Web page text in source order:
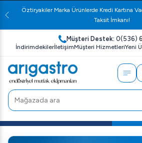
Öztiryakiler Marka Ürünlerde Kredi Kartına
Taksit İmkanı!
Müşteri Destek: 0(536)
İndirimdekilerİletişimMüşteri HizmetleriYeni